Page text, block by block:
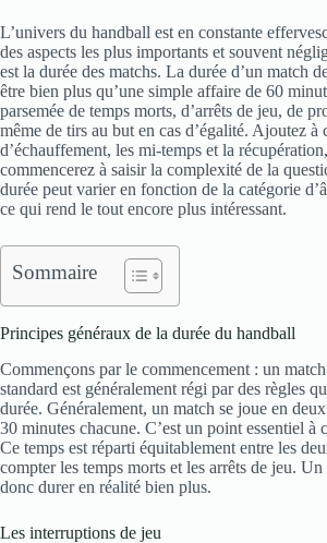
L’univers du handball est en constante
des aspects les plus importants et souvent
est la durée des matchs. La durée d’un match
être bien plus qu’une simple affaire de 60
parsemée de temps morts, d’arrêts de jeu, de
même de tirs au but en cas d’égalité. Ajoutez à
d’échauffement, les mi-temps et la
commencerez à saisir la complexité de la
durée peut varier en fonction de la catégorie
ce qui rend le tout encore plus intéressant.
Sommaire
Principes généraux de la durée du handball
Commençons par le commencement : un
standard est généralement régi par des règles
durée. Généralement, un match se joue en
30 minutes chacune. C’est un point essentiel à
Ce temps est réparti équitablement entre les
compter les temps morts et les arrêts de jeu.
donc durer en réalité bien plus.
Les interruptions de jeu